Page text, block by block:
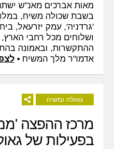
מאות אברכים מאנ"ש
בשבת שכולה משיח,
'גרדניה', עמק יזרעאל,
ושלוחים מכל רחבי הארץ,
ההתקשרות, ובאמונה
אדמו"ר מלך המשיח •
גאולה ומשיח
מרכז ההפצה
בפעילות של